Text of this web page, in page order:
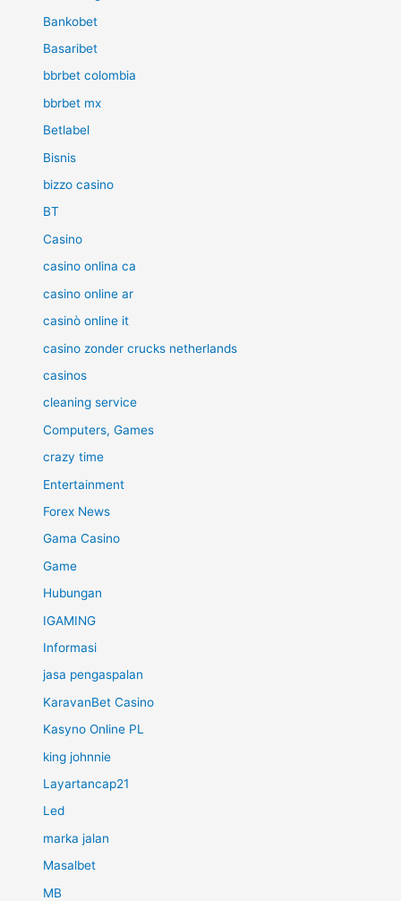
Bankobet
Basaribet
bbrbet colombia
bbrbet mx
Betlabel
Bisnis
bizzo casino
BT
Casino
casino onlina ca
casino online ar
casinò online it
casino zonder crucks netherlands
casinos
cleaning service
Computers, Games
crazy time
Entertainment
Forex News
Gama Casino
Game
Hubungan
IGAMING
Informasi
jasa pengaspalan
KaravanBet Casino
Kasyno Online PL
king johnnie
Layartancap21
Led
marka jalan
Masalbet
MB